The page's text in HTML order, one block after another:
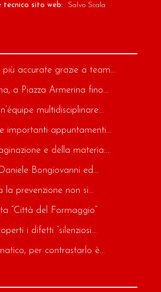
tecnico sito web: Salvo Scala
più accurate grazie a team...
a Piazza Armerina fino...
multidisciplinare...
importanti appuntamenti...
e della materia:...
Daniele Bongiovanni ed...
la prevenzione non si...
“Città del Formaggio”
i difetti “silenziosi...
per contrastarlo è...